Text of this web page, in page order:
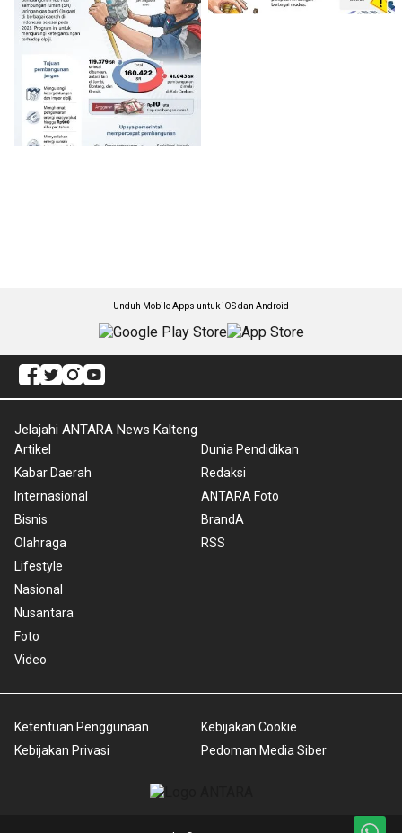
Unduh Mobile Apps untuk iOS dan Android
Jelajahi ANTARA News Kalteng
Artikel
Kabar Daerah
Internasional
Bisnis
Olahraga
Lifestyle
Nasional
Nusantara
Foto
Video
Dunia Pendidikan
Redaksi
ANTARA Foto
BrandA
RSS
Ketentuan Penggunaan
Kebijakan Privasi
Kebijakan Cookie
Pedoman Media Siber